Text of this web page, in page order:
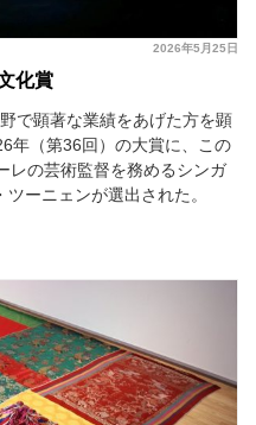
2026年5月25日
化賞
で顕著な業績をあげた方を顕
年（第36回）の大賞に、この
レの芸術監督を務めるシンガ
ーニェンが選出された。